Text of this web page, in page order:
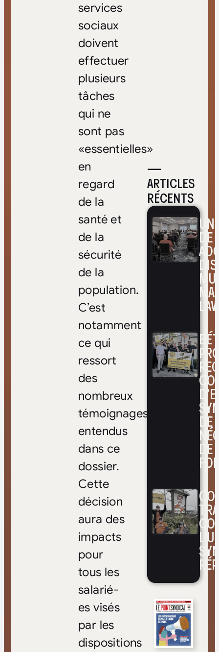
—
ARTICLES
RÉCENTS
DE
DE
DE
FOI
services
sociaux
doivent
effectuer
plusieurs
tâches
qui ne
sont pas
«essentielles»
en
regard
de la
santé et
de la
sécurité
de la
population.
C’est
notamment
ce qui
ressort
des
nombreux
témoignages
entendus
dans ce
dossier.
Cette
décision
aura des
impacts
pour
tous les
salarié-
es visés
par les
dispositions